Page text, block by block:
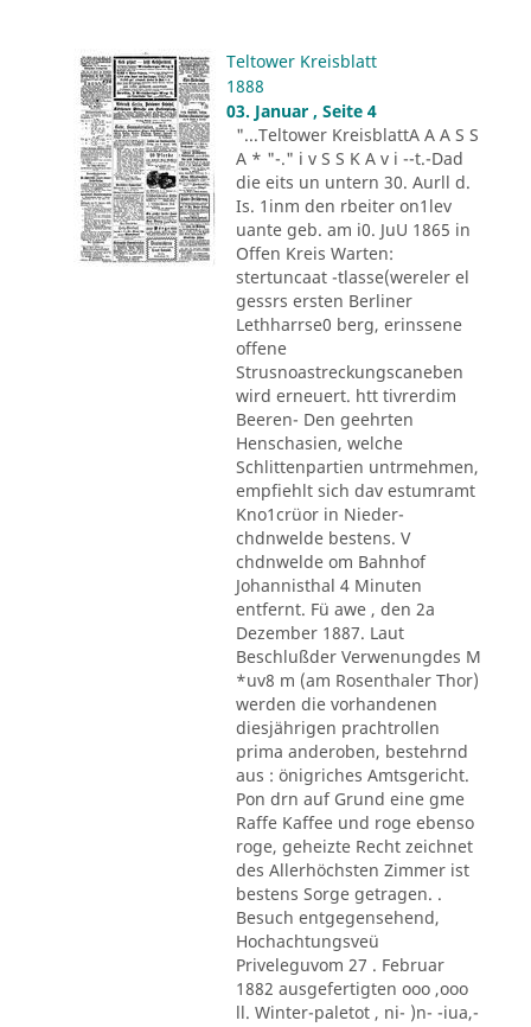
Teltower Kreisblatt
1888
03. Januar , Seite 4
"...Teltower KreisblattA A A S S
A * "-." i v S S K A v i --t.-Dad
die eits un untern 30. Aurll d.
Is. 1inm den rbeiter on1lev
uante geb. am i0. JuU 1865 in
Offen Kreis Warten:
stertuncaat -tlasse(wereler el
gessrs ersten Berliner
Lethharrse0 berg, erinssene
offene
Strusnoastreckungscaneben
wird erneuert. htt tivrerdim
Beeren- Den geehrten
Henschasien, welche
Schlittenpartien untrmehmen,
empfiehlt sich dav estumramt
Kno1crüor in Nieder-
chdnwelde bestens. V
chdnwelde om Bahnhof
Johannisthal 4 Minuten
entfernt. Fü awe , den 2a
Dezember 1887. Laut
Beschlußder Verwenungdes M
*uv8 m (am Rosenthaler Thor)
werden die vorhandenen
diesjährigen prachtrollen
prima anderoben, bestehrnd
aus : önigriches Amtsgericht.
Pon drn auf Grund eine gme
Raffe Kaffee und roge ebenso
roge, geheizte Recht zeichnet
des Allerhöchsten Zimmer ist
bestens Sorge getragen. .
Besuch entgegensehend,
Hochachtungsveü
Priveleguvom 27 . Februar
1882 ausgefertigten ooo ,ooo
ll. Winter-paletot , ni- )n- -iua,-